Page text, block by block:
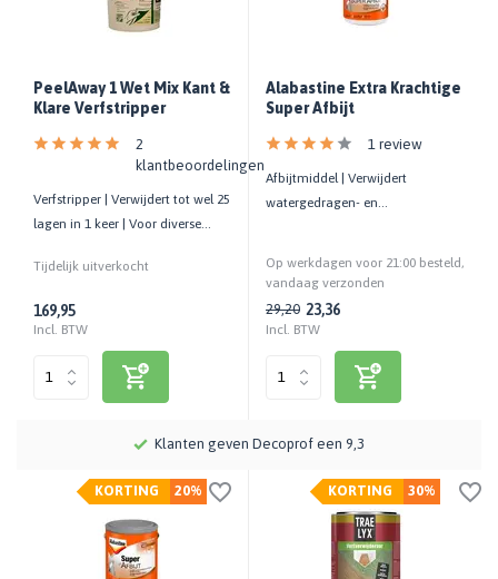
PeelAway 1 Wet Mix Kant &
Klare Verfstripper
2
klantbeoordelingen
Verfstripper | Verwijdert tot wel 25
lagen in 1 keer | Voor diverse
Tijdelijk uitverkocht
169,95
Incl. BTW
Alabastine Extra Krachtige
Super Afbijt
1 review
Afbijtmiddel | Verwijdert
watergedragen- en
Op werkdagen voor 21:00 besteld,
vandaag verzonden
29,20 23,36
Incl. BTW
Meer dan 115 jaar kennis en ervaring
20%
KORTING 30%
KORTING